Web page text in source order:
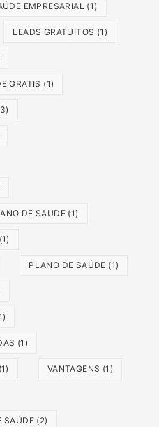
EMPRESARIAL (1)
LEADS GRATUITOS (1)
GRATIS (1)
DE SAUDE (1)
(1)
PLANO DE SAÚDE (1)
(1)
(1) VANTAGENS (1)
SAÚDE (2)